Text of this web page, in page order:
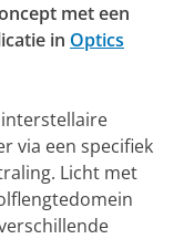
met een
in Optics
via een specifiek
Licht met